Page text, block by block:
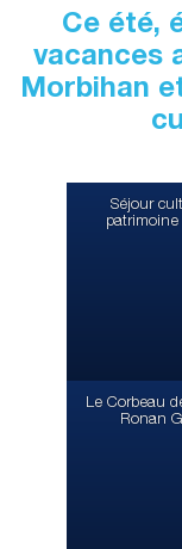
Ce été,
vacances
Morbihan
Séjour
patrimoine
Le Corbeau
Ronan